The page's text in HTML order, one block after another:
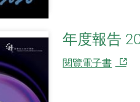
年度報告
閱覽電子書